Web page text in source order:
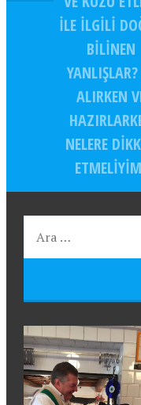
ILE ILGILI
BILINEN
ALIRKEN
NELERE